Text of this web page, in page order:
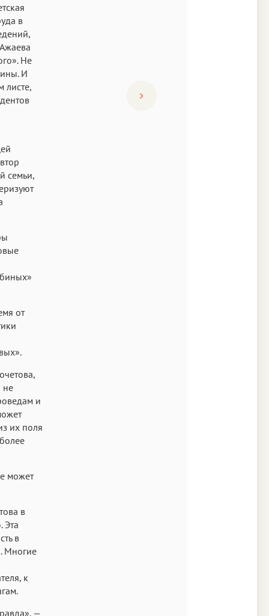
в
Не
И
листе,
семьи,
от
не
и
их поля
может
в
Эта
в
Многие
к
—